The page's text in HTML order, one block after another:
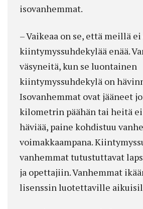
isovanhemmat.
– Vaikeaa on se, että meillä
kiintymyssuhdekylää enää.
väsyneitä, kun se luontainen
kiintymyssuhdekylä on
Isovanhemmat ovat jääneet
kilometrin päähän tai heitä
häviää, paine kohdistuu
voimakkaampana.
vanhemmat tutustuttavat
ja opettajiin. Vanhemmat
lisenssin luotettaville